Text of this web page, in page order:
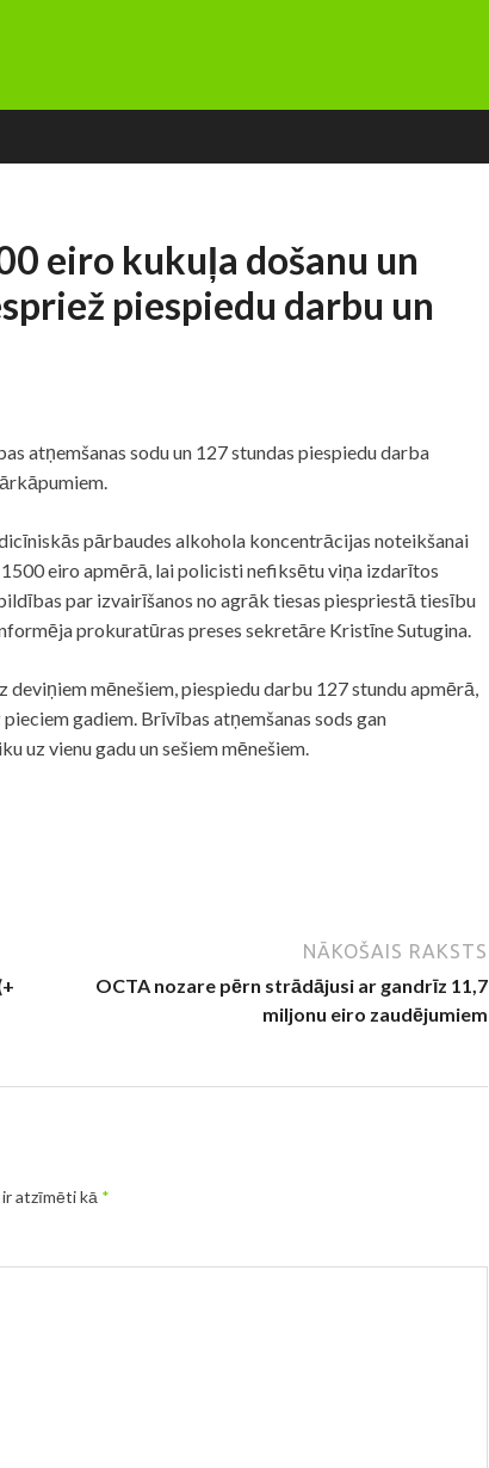
eiro kukuļa došanu un
piespiedu darbu un
atņemšanas sodu un 127 stundas piespiedu darba
pārbaudes alkohola koncentrācijas noteikšanai
eiro apmērā, lai policisti nefiksētu viņa izdarītos
par izvairīšanos no agrāk tiesas piespriestā tiesību
prokuratūras preses sekretāre Kristīne Sutugina.
mēnešiem, piespiedu darbu 127 stundu apmērā,
gadiem. Brīvības atņemšanas sods gan
uz vienu gadu un sešiem mēnešiem.
NĀKOŠAIS RAKSTS
OCTA nozare pērn strādājusi ar gandrīz 11,7
miljonu eiro zaudējumiem
atzīmēti kā *